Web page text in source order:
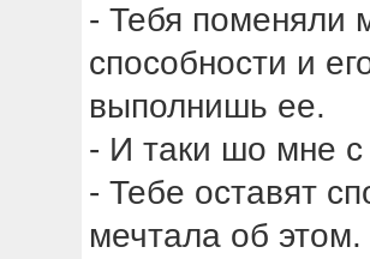
- Тебя поменяли
способности и
выполнишь ее.
- И таки шо мне с
- Тебе оставят
мечтала об этом.